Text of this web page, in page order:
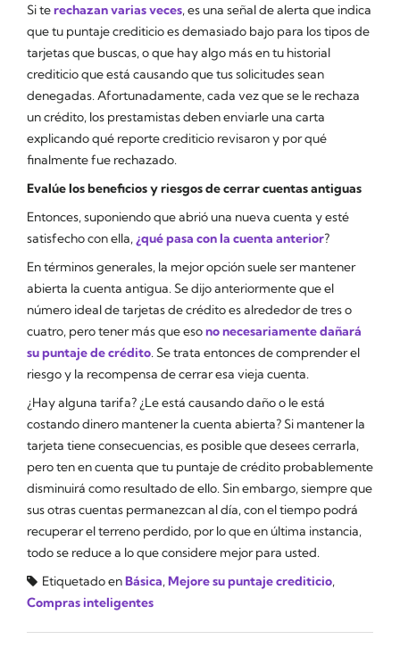
Si terechazan varias veces, es una señal de alerta que indica
que tu puntaje crediticio es demasiado bajo para los tipos de
tarjetas que buscas, o que hay algo más en tu historial
crediticio que está causando que tus solicitudes sean
denegadas. Afortunadamente, cada vez que se le rechaza
un crédito, los prestamistas deben enviarle una carta
explicando qué reporte crediticio revisaron y por qué
finalmente fue rechazado.
Evalúe los beneficios y riesgos de cerrar cuentas antiguas
Entonces, suponiendo que abrió una nueva cuenta y esté
satisfecho con ella, ¿qué pasa con la cuenta anterior?
En términos generales, la mejor opción suele ser mantener
abierta la cuenta antigua. Se dijo anteriormente que el
número ideal de tarjetas de crédito es alrededor de tres o
cuatro, pero tener más que esono necesariamente dañará
su puntaje de crédito. Se trata entonces de comprender el
riesgo y la recompensa de cerrar esa vieja cuenta.
¿Hay alguna tarifa? ¿Le está causando daño o le está
costando dinero mantener la cuenta abierta? Si mantener la
tarjeta tiene consecuencias, es posible que desees cerrarla,
pero ten en cuenta que tu puntaje de crédito probablemente
disminuirá como resultado de ello. Sin embargo, siempre que
sus otras cuentas permanezcan al día, con el tiempo podrá
recuperar el terreno perdido, por lo que en última instancia,
todo se reduce a lo que considere mejor para usted.
Etiquetado enBásica,Mejore su puntaje crediticio,
Compras inteligentes